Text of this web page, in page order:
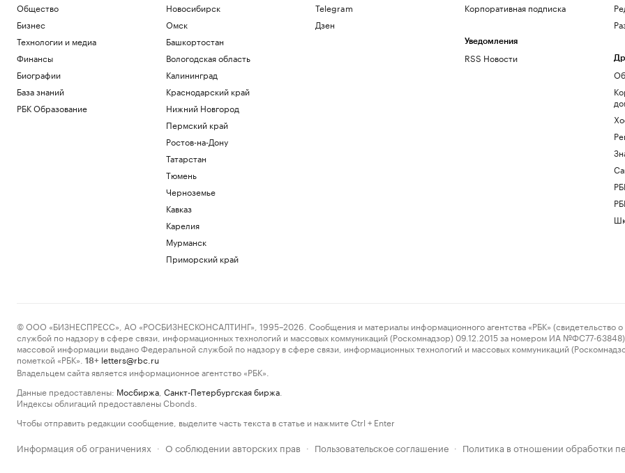
Общество
Бизнес
Технологии и медиа
Финансы
Биографии
База знаний
РБК Образование
Новосибирск
Омск
Башкортостан
Вологодская область
Калининград
Краснодарский край
Нижний Новгород
Пермский край
Ростов-на-Дону
Татарстан
Тюмень
Черноземье
Кавказ
Карелия
Мурманск
Приморский край
Telegram
Дзен
Корпоративная подписка
Уведомления
RSS Новости
© ООО «БИЗНЕСПРЕСС», АО «РОСБИЗНЕСКОНСАЛТИНГ», 1995–2026. Сообщения и материалы информационного агентства «РБК» (свидетельство о
службой по надзору в сфере связи, информационных технологий и массовых коммуникаций (Роскомнадзор) 09.12.2015 за номером ИА №ФС77-63848)
массовой информации выдано Федеральной службой по надзору в сфере связи, информационных технологий и массовых коммуникаций
пометкой «РБК».
18+ letters@rbc.ru
Владельцем сайта является информационное агентство «РБК».
Данные предоставлены: Мосбиржа Санкт-Петербургская биржа
Индексы облигаций предоставлены Cbonds.
Чтобы отправить редакции сообщение, выделите часть текста в статье и нажмите Ctrl + Enter
Информация об ограничениях · О соблюдении авторских прав · Пользовательское соглашение · Политика в отношении обработки